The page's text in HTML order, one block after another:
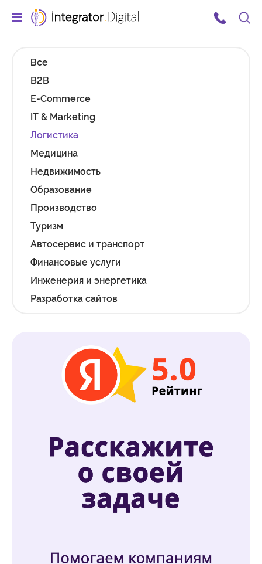
Ссылка на главную страницу
Все
B2B
E-Commerce
IT & Marketing
Логистика
Медицина
Недвижимость
Образование
Производство
Туризм
Автосервис и транспорт
Финансовые услуги
Инженерия и энергетика
Разработка сайтов